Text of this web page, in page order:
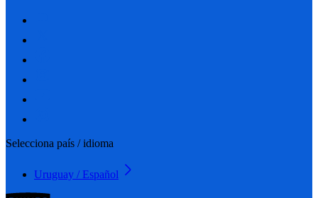
Selecciona país / idioma
Uruguay / Español